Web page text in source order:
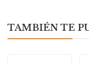
TAMBIÉN TE